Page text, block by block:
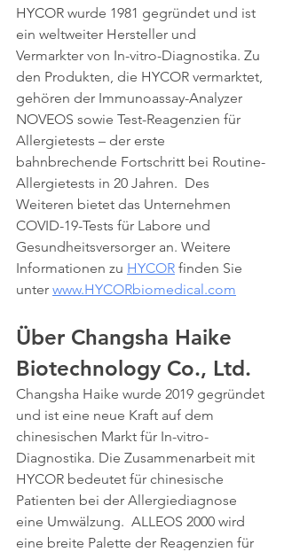
HYCOR wurde 1981 gegründet und ist
ein weltweiter Hersteller und
Vermarkter von In-vitro-Diagnostika. Zu
den Produkten, die HYCOR vermarktet,
gehören der Immunoassay-Analyzer
NOVEOS sowie Test-Reagenzien für
Allergietests – der erste
bahnbrechende Fortschritt bei Routine-
Allergietests in 20 Jahren.  Des
Weiteren bietet das Unternehmen
COVID-19-Tests für Labore und
Gesundheitsversorger an. Weitere
Informationen zu HYCOR finden Sie
unter www.HYCORbiomedical.com
Über Changsha Haike
Biotechnology Co., Ltd.
Changsha Haike wurde 2019 gegründet
und ist eine neue Kraft auf dem
chinesischen Markt für In-vitro-
Diagnostika. Die Zusammenarbeit mit
HYCOR bedeutet für chinesische
Patienten bei der Allergiediagnose
eine Umwälzung.  ALLEOS 2000 wird
eine breite Palette der Reagenzien für